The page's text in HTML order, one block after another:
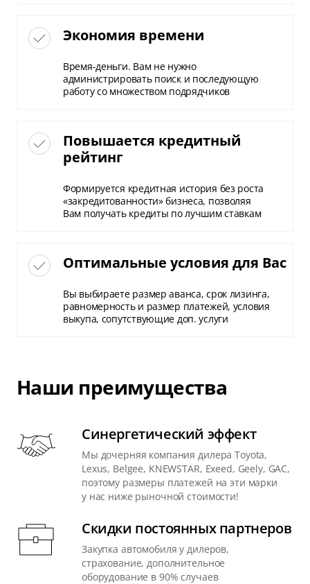
Экономия времени
Время-деньги. Вам не нужно
администрировать поиск и последующую
работу со множеством подрядчиков
Повышается кредитный
рейтинг
Формируется кредитная история без роста
«закредитованности» бизнеса, позволяя
Вам получать кредиты по лучшим ставкам
Оптимальные условия для Вас
Вы выбираете размер аванса, срок лизинга,
равномерность и размер платежей, условия
выкупа, сопутствующие доп. услуги
Наши преимущества
Синергетический эффект
Мы дочерняя компания дилера Toyota,
Lexus, Belgee, KNEWSTAR, Exeed, Geely, GAC,
поэтому размеры платежей на эти марки
у нас ниже рыночной стоимости!
Скидки постоянных партнеров
Закупка автомобиля у дилеров,
страхование, дополнительное
оборудование в 90% случаев